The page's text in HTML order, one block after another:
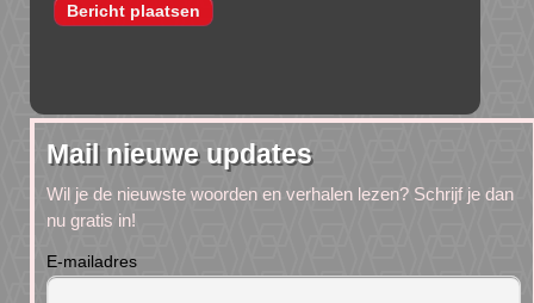
Mail nieuwe updates
Wil je de nieuwste woorden en verhalen lezen? Schrijf je dan
nu gratis in!
E-mailadres